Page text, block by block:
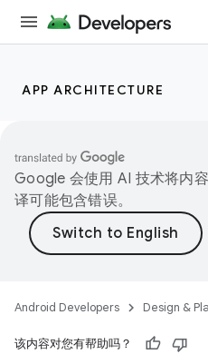
APP ARCHITECTURE
Google 会使用 AI 技术将内
译可能包含错误。
Android Developers Design &
该内容对您有帮助吗？